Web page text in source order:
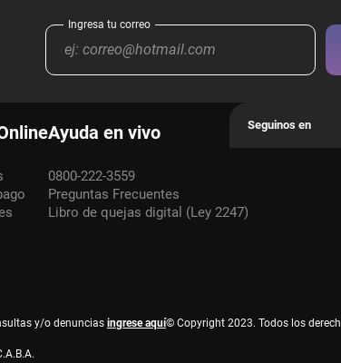
Ayuda en vivo
0800-222-3559
Preguntas Frecuentes
Libro de quejas digital (Ley 2247)
y/o denuncias ingrese aquí© Copyright 2023. Todos los